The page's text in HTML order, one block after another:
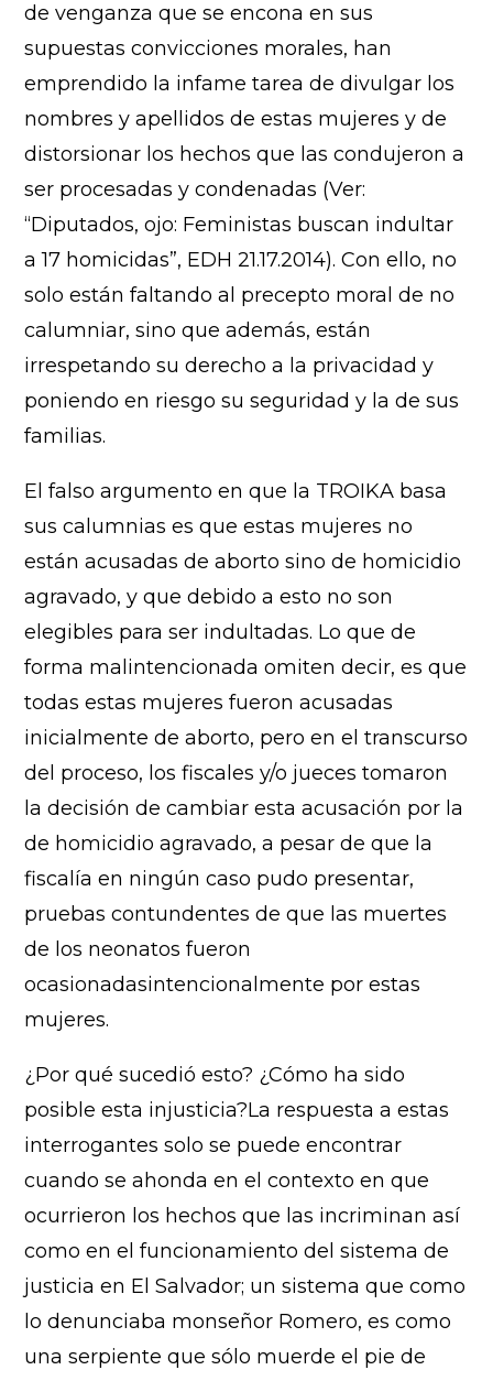
de venganza que se encona en sus
supuestas convicciones morales, han
emprendido la infame tarea de divulgar los
nombres y apellidos de estas mujeres y de
distorsionar los hechos que las condujeron a
ser procesadas y condenadas (Ver:
“Diputados, ojo: Feministas buscan indultar
a 17 homicidas”, EDH 21.17.2014). Con ello, no
solo están faltando al precepto moral de no
calumniar, sino que además, están
irrespetando su derecho a la privacidad y
poniendo en riesgo su seguridad y la de sus
familias.
El falso argumento en que la TROIKA basa
sus calumnias es que estas mujeres no
están acusadas de aborto sino de homicidio
agravado, y que debido a esto no son
elegibles para ser indultadas. Lo que de
forma malintencionada omiten decir, es que
todas estas mujeres fueron acusadas
inicialmente de aborto, pero en el transcurso
del proceso, los fiscales y/o jueces tomaron
la decisión de cambiar esta acusación por la
de homicidio agravado, a pesar de que la
fiscalía en ningún caso pudo presentar,
pruebas contundentes de que las muertes
de los neonatos fueron
ocasionadasintencionalmente por estas
mujeres.
¿Por qué sucedió esto? ¿Cómo ha sido
posible esta injusticia?La respuesta a estas
interrogantes solo se puede encontrar
cuando se ahonda en el contexto en que
ocurrieron los hechos que las incriminan así
como en el funcionamiento del sistema de
justicia en El Salvador; un sistema que como
lo denunciaba monseñor Romero, es como
una serpiente que sólo muerde el pie de